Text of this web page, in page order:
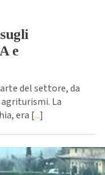
e
del settore, da
La
era [...]